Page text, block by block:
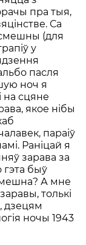
пра тыя,
Са
(для
у
пасля
ноч я
на сцяне
якое нібы
параіў
Раніцай я
зарава за
гэта быў
А мне
толькі
дзецям
ночы 1943